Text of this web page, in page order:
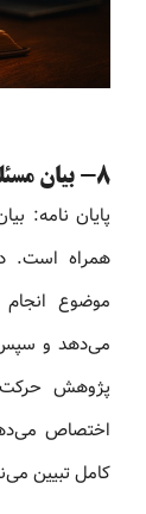
8- بیان مسئله و اهداف پژوهش
پایان نامه:
همراه است.
موضوع
می‌دهد و سپس
پژوهش
اختصاص
کامل تبیین